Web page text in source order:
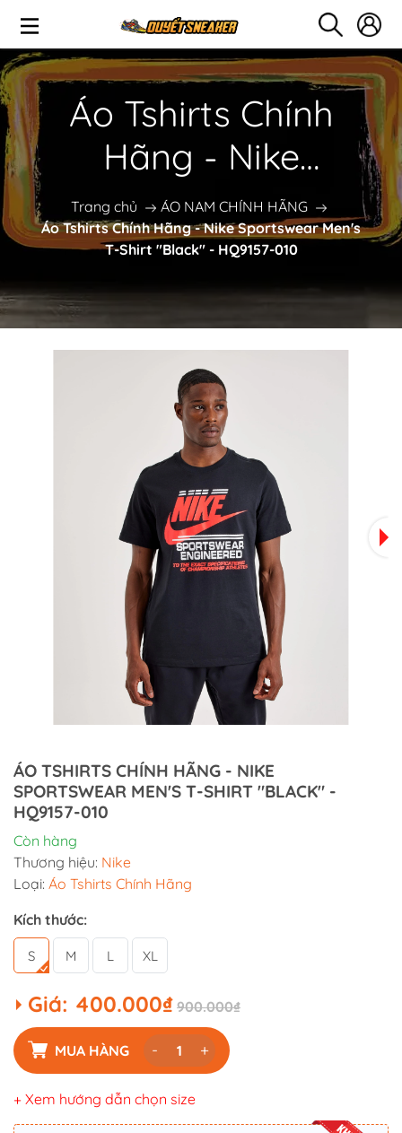
Áo Tshirts Chính
Hãng - Nike
Sportswear Men's T-
Shirt "Black" -
HQ9157-010
Trang chủ
ÁO NAM CHÍNH HÃNG
Áo Tshirts Chính Hãng - Nike Sportswear Men's
T-Shirt "Black" - HQ9157-010
ÁO TSHIRTS CHÍNH HÃNG - NIKE
SPORTSWEAR MEN'S T-SHIRT "BLACK" -
HQ9157-010
Còn hàng
Thương hiệu: Nike
Loại: Áo Tshirts Chính Hãng
Kích thước:
S M L XL
Giá: 400.000₫ 900.000₫
MUA HÀNG - +
+ Xem hướng dẫn chọn size